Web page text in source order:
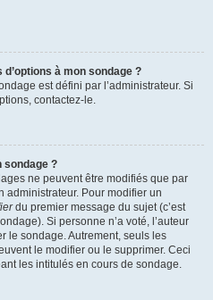
à mon sondage ?
est défini par l’administrateur. Si
contactez-le.
sondage ?
ne peuvent être modifiés que par
administrateur. Pour modifier un
du premier message du sujet (c’est
Si personne n’a voté, l’auteur
le sondage. Autrement, seuls les
le modifier ou le supprimer. Ceci
les intitulés en cours de sondage.